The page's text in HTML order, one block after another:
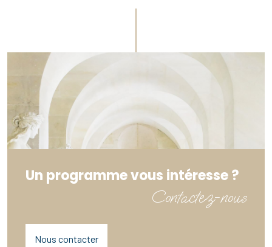
Un programme vous intéresse ?
Contactez-nous
Nous contacter